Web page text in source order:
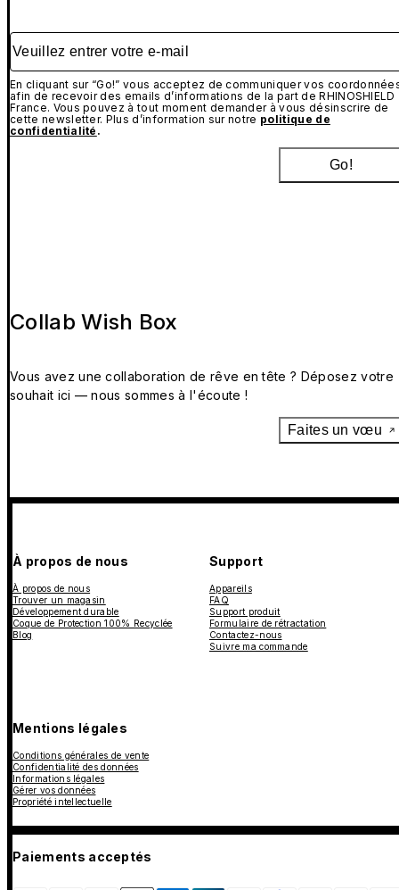
Veuillez entrer votre e-mail
En cliquant sur “Go!” vous acceptez de communiquer vos
afin de recevoir des emails d’informations de la part de RHINOSHIELD
France. Vous pouvez à tout moment demander à vous désinscrire de
cette newsletter. Plus d’information sur notre politique de
confidentialité .
Go!
Collab Wish Box
Vous avez une collaboration de rêve en tête ? Déposez votre
souhait ici — nous sommes à l'écoute !
Faites un vœu
À propos de nous
À propos de nous
Trouver un magasin
Développement durable
Coque de Protection 100% Recyclée
Blog
Support
Appareils
FAQ
Support produit
Formulaire de rétractation
Contactez-nous
Suivre ma commande
Mentions légales
Conditions générales de vente
Confidentialité des données
Informations légales
Gérer vos données
Propriété intellectuelle
Paiements acceptés